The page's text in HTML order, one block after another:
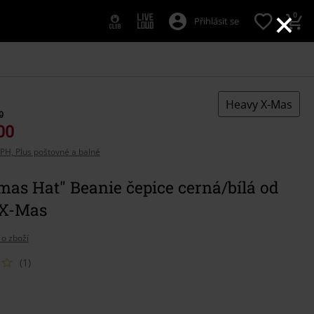
×
Přihlásit se 0
Plus poštovné a balné
Heavy X-Mas
Hat" Beanie čepice cerná/bílá od
Mas
zboží
(1)